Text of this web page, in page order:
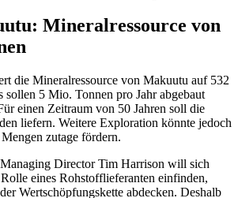
Mineralressource von
die Mineralressource von Makuutu auf 532
5 Mio. Tonnen pro Jahr abgebaut
einen Zeitraum von 50 Jahren soll die
liefern. Weitere Exploration könnte jedoch
zutage fördern.
Director Tim Harrison will sich
eines Rohstofflieferanten einfinden,
Wertschöpfungskette abdecken. Deshalb